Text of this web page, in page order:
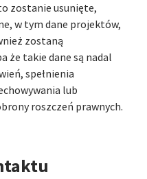
zostanie usunięte,
w tym dane projektów,
zostaną
że takie dane są nadal
spełnienia
lub
roszczeń prawnych.